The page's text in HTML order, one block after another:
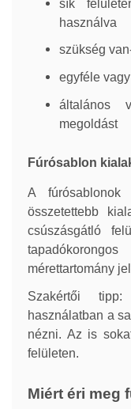
sík
használva
szükség
egyféle vagy
általános
megoldást
Fúrósablon
A
összetettebb
csúszásgátló
mérettartomány
Szakértői
használatban a
nézni. Az is
felületen.
Miért éri meg